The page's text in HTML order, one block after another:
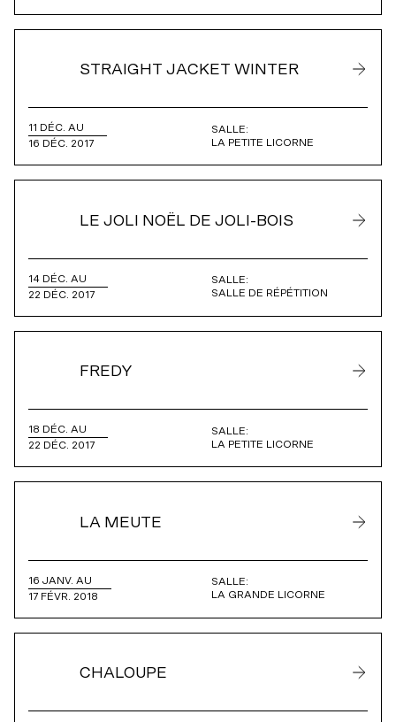
STRAIGHT JACKET WINTER
11 DÉC. AU
16 DÉC. 2017
SALLE:
LA PETITE LICORNE
LE JOLI NOËL DE JOLI-BOIS
14 DÉC. AU
22 DÉC. 2017
SALLE:
SALLE DE RÉPÉTITION
FREDY
18 DÉC. AU
22 DÉC. 2017
SALLE:
LA PETITE LICORNE
LA MEUTE
16 JANV. AU
17 FÉVR. 2018
SALLE:
LA GRANDE LICORNE
CHALOUPE